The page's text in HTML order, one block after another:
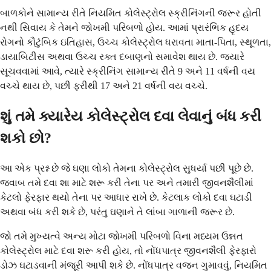
બાળકોને સામાન્ય રીતે નિયમિત કોલેસ્ટ્રોલ સ્ક્રીનિંગની જરૂર હોતી
નથી સિવાય કે તેમને જોખમી પરિબળો હોય. આમાં પ્રારંભિક હૃદય
રોગનો કૌટુંબિક ઇતિહાસ, ઉચ્ચ કોલેસ્ટ્રોલ ધરાવતા માતા-પિતા, સ્થૂળતા,
ડાયાબિટીસ અથવા ઉચ્ચ રક્ત દબાણનો સમાવેશ થાય છે. જ્યારે
સૂચવવામાં આવે, ત્યારે સ્ક્રીનિંગ સામાન્ય રીતે 9 અને 11 વર્ષની વય
વચ્ચે થાય છે, પછી ફરીથી 17 અને 21 વર્ષની વય વચ્ચે.
શું તમે ક્યારેય કોલેસ્ટ્રોલ દવા લેવાનું બંધ કરી
શકો છો?
આ એક પ્રશ્ન છે જે ઘણા લોકો તેમના કોલેસ્ટ્રોલ સુધર્યા પછી પૂછે છે.
જવાબ તમે દવા શા માટે શરૂ કરી તેના પર અને તમારી જીવનશૈલીમાં
કેટલો ફેરફાર થયો તેના પર આધાર રાખે છે. કેટલાક લોકો દવા ઘટાડી
અથવા બંધ કરી શકે છે, પરંતુ ઘણાને તે લાંબા ગાળાની જરૂર છે.
જો તમે મુખ્યત્વે અન્ય મોટા જોખમી પરિબળો વિના મધ્યમ ઉન્નત
કોલેસ્ટ્રોલ માટે દવા શરૂ કરી હોય, તો નોંધપાત્ર જીવનશૈલી ફેરફારો
ડોઝ ઘટાડવાની મંજૂરી આપી શકે છે. નોંધપાત્ર વજન ગુમાવવું, નિયમિત